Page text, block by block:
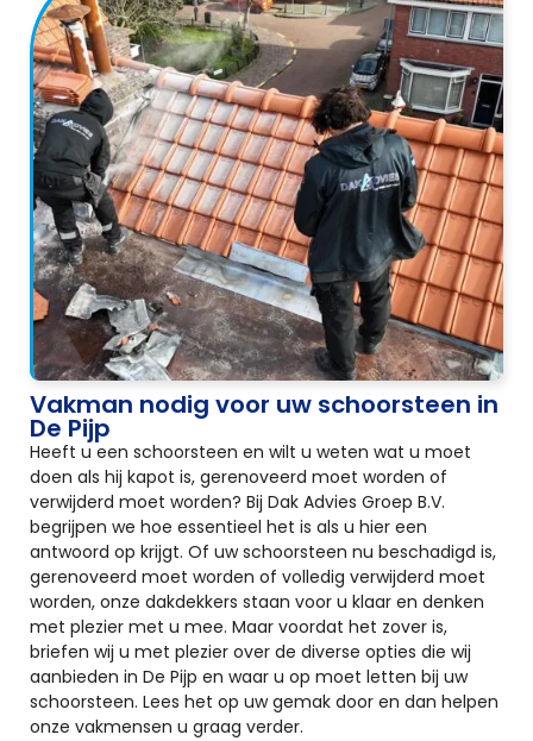
Vakman nodig voor uw schoorsteen in
De Pijp
Heeft u een schoorsteen en wilt u weten wat u moet
doen als hij kapot is, gerenoveerd moet worden of
verwijderd moet worden? Bij Dak Advies Groep B.V.
begrijpen we hoe essentieel het is als u hier een
antwoord op krijgt. Of uw schoorsteen nu beschadigd is,
gerenoveerd moet worden of volledig verwijderd moet
worden, onze dakdekkers staan voor u klaar en denken
met plezier met u mee. Maar voordat het zover is,
briefen wij u met plezier over de diverse opties die wij
aanbieden in De Pijp en waar u op moet letten bij uw
schoorsteen. Lees het op uw gemak door en dan helpen
onze vakmensen u graag verder.